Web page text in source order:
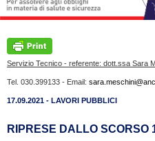
Servizio Tecnico - referente: dott.ssa Sara
Tel. 030.399133 - Email:
17.09.2021 - LAVORI PUBBLICI
RIPRESE DALLO SCORSO